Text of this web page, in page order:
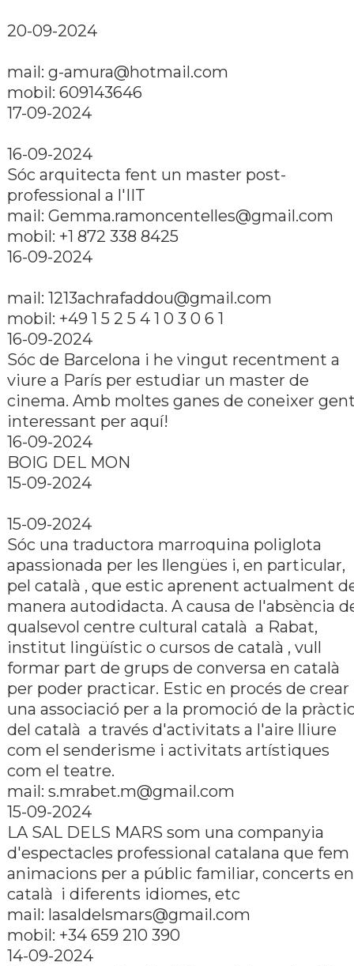
20-09-2024
mail: g-amura@hotmail.com
mobil: 609143646
17-09-2024
16-09-2024
Sóc arquitecta fent un master post-
professional a l'IIT
mail: Gemma.ramoncentelles@gmail.com
mobil: +1 872 338 8425
16-09-2024
mail: 1213achrafaddou@gmail.com
mobil: +49 1 5 2 5 4 1 0 3 0 6 1
16-09-2024
Sóc de Barcelona i he vingut recentment a
viure a Parí­s per estudiar un master de
cinema. Amb moltes ganes de coneixer
interessant per aquí­!
16-09-2024
BOIG DEL MON
15-09-2024
15-09-2024
Sóc una traductora marroquina poliglota
apassionada per les llengües i, en particular,
pel català , que estic aprenent actualment
manera autodidacta. A causa de l'absència
qualsevol centre cultural català a Rabat,
institut lingüí­stic o cursos de català , vull
formar part de grups de conversa en català
per poder practicar. Estic en procés de crear
una associació per a la promoció de la
del català a través d'activitats a l'aire lliure
com el senderisme i activitats artí­stiques
com el teatre.
mail: s.mrabet.m@gmail.com
15-09-2024
LA SAL DELS MARS som una companyia
d'espectacles professional catalana que fem
animacions per a públic familiar, concerts en
català i diferents idiomes, etc
mail: lasaldelsmars@gmail.com
mobil: +34 659 210 390
14-09-2024